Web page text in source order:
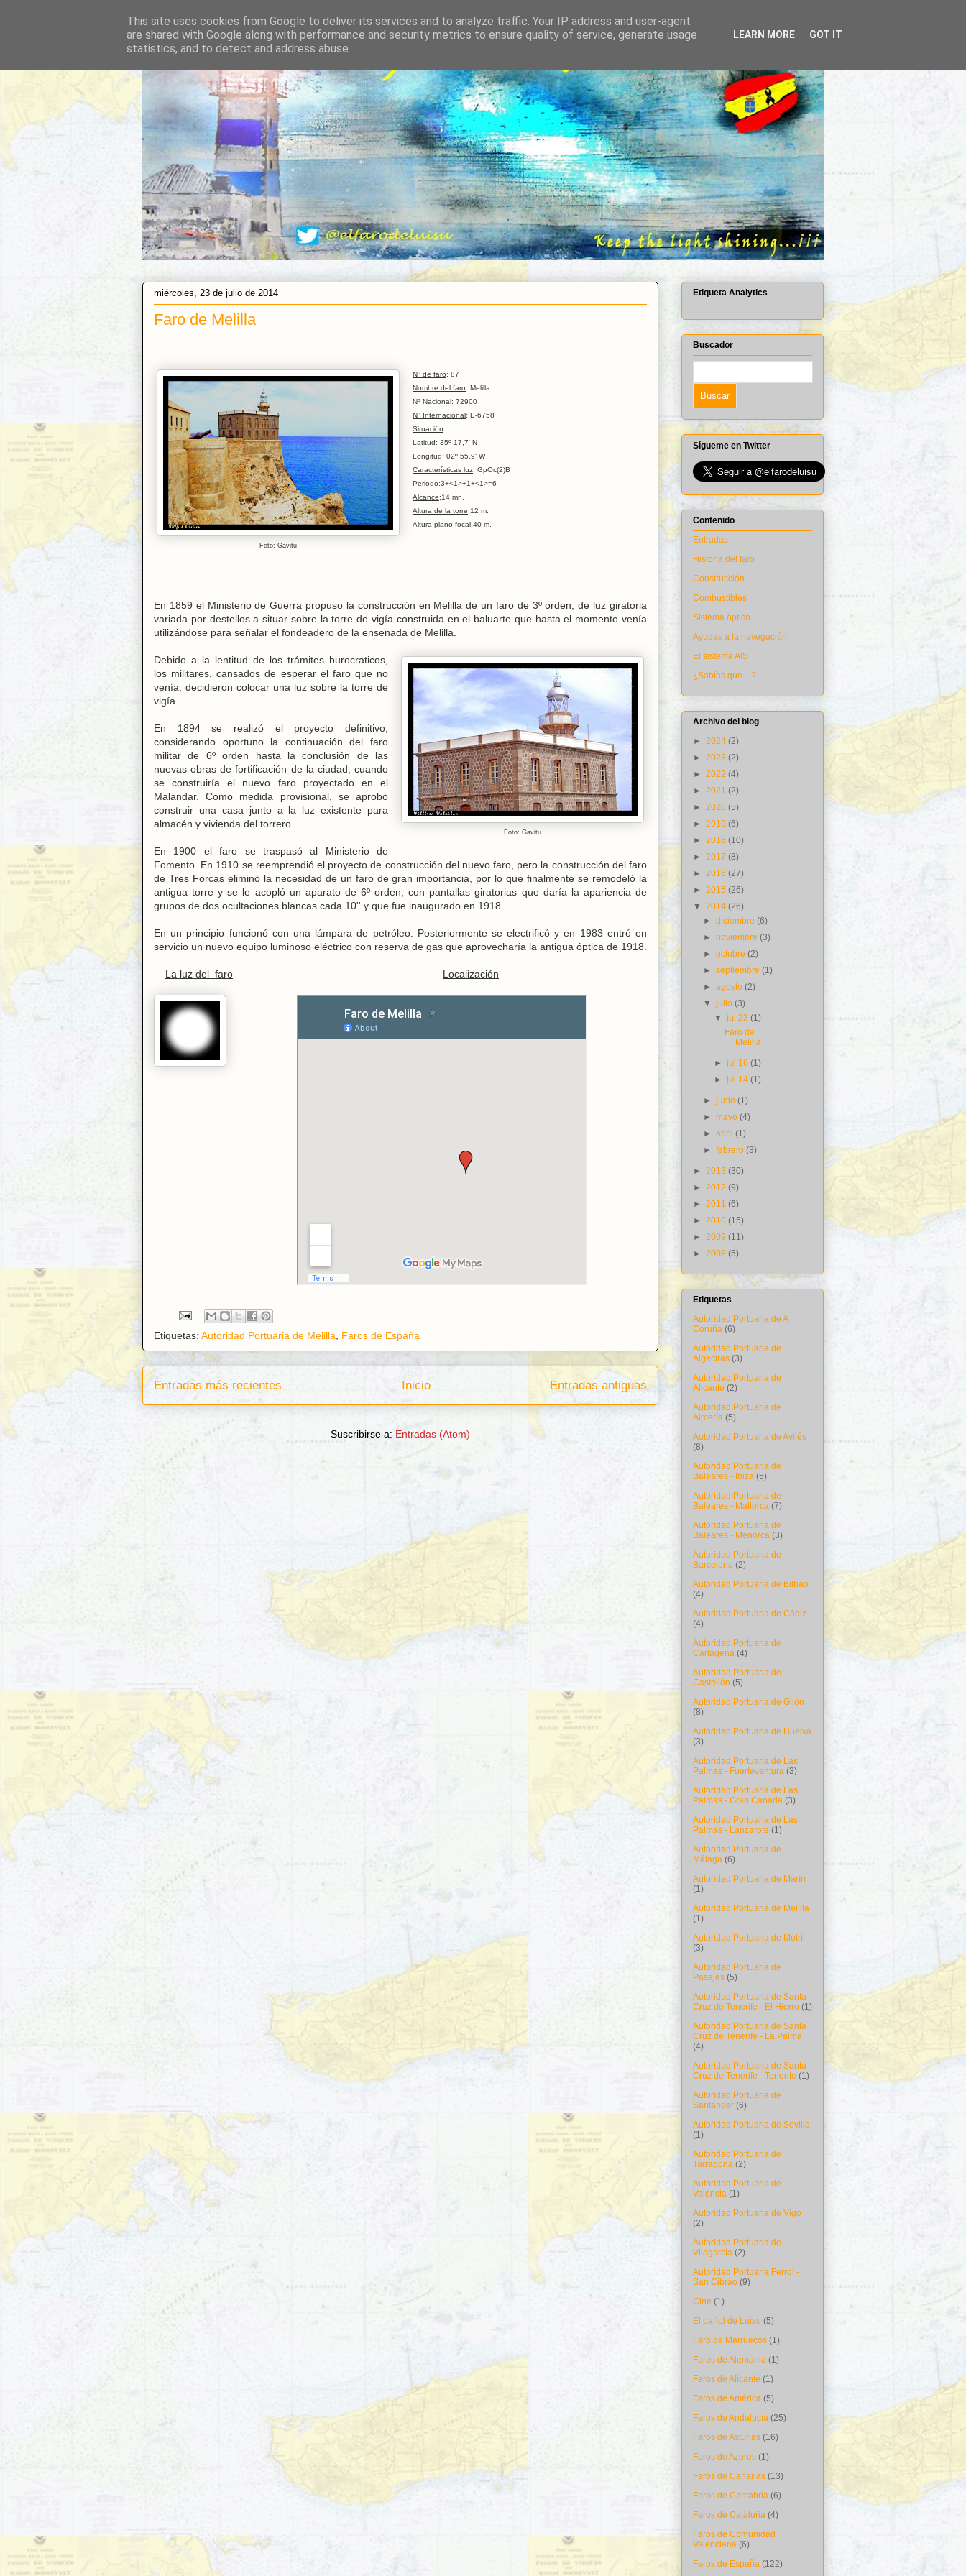
miércoles, 23 de julio de 2014
Faro de Melilla
Foto: Gavitu
Nº de faro: 87
Nombre del faro: Melilla
Nº Nacional: 72900
Nº Internacional: E-6758
Situación
Latitud: 35º 17,7' N
Longitud: 02º 55,9' W
Características luz: GpOc(2)B
Periodo:3+<1>+1+<1>=6
Alcance:14 mn.
Altura de la torre:12 m.
Altura plano focal:40 m.
En 1859 el Ministerio de Guerra propuso la construcción en Melilla de un faro de 3º orden, de luz giratoria
variada por destellos a situar sobre la torre de vigía construida en el baluarte que hasta el momento venía
utilizándose para señalar el fondeadero de la ensenada de Melilla.
Foto: Gavitu
Debido a la lentitud de los trámites burocraticos,
los militares, cansados de esperar el faro que no
venía, decidieron colocar una luz sobre la torre de
vigía.
En 1894 se realizó el proyecto definitivo,
considerando oportuno la continuación del faro
militar de 6º orden hasta la conclusión de las
nuevas obras de fortificación de la ciudad, cuando
se construiría el nuevo faro proyectado en el
Malandar. Como medida provisional, se aprobó
construir una casa junto a la luz existente para
almacén y vivienda del torrero.
En 1900 el faro se traspasó al Ministerio de
Fomento. En 1910 se reemprendió el proyecto de construcción del nuevo faro, pero la construcción del faro
de Tres Forcas eliminó la necesidad de un faro de gran importancia, por lo que finalmente se remodeló la
antigua torre y se le acopló un aparato de 6º orden, con pantallas giratorias que daría la apariencia de
grupos de dos ocultaciones blancas cada 10'' y que fue inaugurado en 1918.
En un principio funcionó con una lámpara de petróleo. Posteriormente se electrificó y en 1983 entró en
servicio un nuevo equipo luminoso eléctrico con reserva de gas que aprovecharía la antigua óptica de 1918.
La luz del faro Localización
Etiquetas: Autoridad Portuaria de Melilla Faros de España
Entradas más recientes Entradas antiguas
Inicio
Suscribirse a: Entradas (Atom)
Etiqueta Analytics
Buscador
Sígueme en Twitter
Contenido
Entradas
Historia del faro
Construcción
Combustibles
Sistema óptico
Ayudas a la navegación
El sistema AIS
¿Sabías que....?
Archivo del blog
► 2024 (2)
► 2023 (2)
► 2022 (4)
► 2021 (2)
► 2020 (5)
► 2019 (6)
► 2018 (10)
► 2017 (8)
► 2016 (27)
► 2015 (26)
▼ 2014 (26)
►diciembre(6)
►noviembre(3)
►octubre(2)
►septiembre(1)
►agosto(2)
▼julio(3)
▼ jul 23 (1)
Faro de
Melilla
► jul 16 (1)
► jul 14 (1)
►junio(1)
►mayo(4)
►abril(1)
►febrero(3)
► 2013 (30)
► 2012 (9)
► 2011 (6)
► 2010 (15)
► 2009 (11)
► 2008 (5)
Etiquetas
Autoridad Portuaria de A
Coruña (6)
Autoridad Portuaria de
Algeciras (3)
Autoridad Portuaria de
Alicante (2)
Autoridad Portuaria de
Almería (5)
Autoridad Portuaria de Avilés
(8)
Autoridad Portuaria de
Baleares - Ibiza (5)
Autoridad Portuaria de
Baleares - Mallorca (7)
Autoridad Portuaria de
Baleares - Menorca (3)
Autoridad Portuaria de
Barcelona (2)
Autoridad Portuaria de Bilbao
(4)
Autoridad Portuaria de Cádiz
(4)
Autoridad Portuaria de
Cartagena (4)
Autoridad Portuaria de
Castellón (5)
Autoridad Portuaria de Gijón
(8)
Autoridad Portuaria de Huelva
(3)
Autoridad Portuaria de Las
Palmas - Fuerteventura (3)
Autoridad Portuaria de Las
Palmas - Gran Canaria (3)
Autoridad Portuaria de Las
Palmas - Lanzarote (1)
Autoridad Portuaria de
Málaga (6)
Autoridad Portuaria de Marín
(1)
Autoridad Portuaria de Melilla
(1)
Autoridad Portuaria de Motril
(3)
Autoridad Portuaria de
Pasajes (5)
Autoridad Portuaria de Santa
Cruz de Tenerife - El Hierro (1)
Autoridad Portuaria de Santa
Cruz de Tenerife - La Palma
(4)
Autoridad Portuaria de Santa
Cruz de Tenerife - Tenerife (1)
Autoridad Portuaria de
Santander (6)
Autoridad Portuaria de Sevilla
(1)
Autoridad Portuaria de
Tarragona (2)
Autoridad Portuaria de
Valencia (1)
Autoridad Portuaria de Vigo
(2)
Autoridad Portuaria de
Vilagarcía (2)
Autoridad Portuaria Ferrol -
San Cibrao (9)
Cine (1)
El pañol de Luisu (5)
Faro de Marruecos (1)
Faros de Alemania (1)
Faros de Alicante (1)
Faros de América (5)
Faros de Andalucía (25)
Faros de Asturias (16)
Faros de Azores (1)
Faros de Canarias (13)
Faros de Cantabria (6)
Faros de Cataluña (4)
Faros de Comunidad
Valenciana (6)
Faros de España (122)
This site uses cookies from Google to deliver its services and to analyze traffic. Your IP address and user-agent
are shared with Google along with performance and security metrics to ensure quality of service, generate usage
statistics, and to detect and address abuse.
LEARN MORE GOT IT